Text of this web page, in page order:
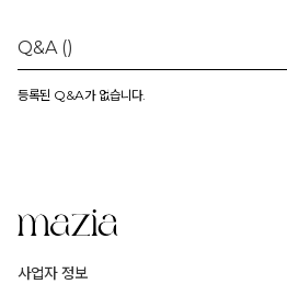
Q&A ()
등록된 Q&A가 없습니다.
사업자 정보